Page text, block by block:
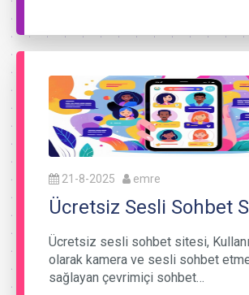
21-8-2025 emre
Ücretsiz Sesli Sohbet
Ücretsiz sesli sohbet sitesi,
olarak kamera ve sesli sohbet
sağlayan çevrimiçi sohbet…